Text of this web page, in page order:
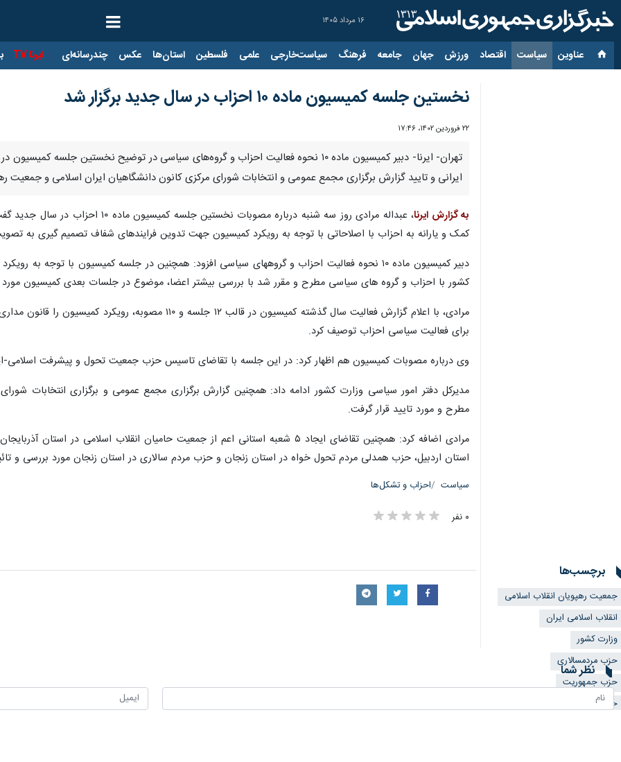
۱۶ مرداد ۱۴۰۵
عناوین‌ سیاست اقتصاد ورزش جهان جامعه فرهنگ سیاست‌خارجی علمی فلسطین استان‌ها عکس چندرسانه‌ای ایرنا TV
نخستین جلسه کمیسیون ماده ۱۰ احزاب در سال جدید برگزار شد
۲۲ فروردین ۱۴۰۲، ۱۷:۴۶
تهران- ایرنا- دبیر کمیسیون ماده ۱۰ نحوه فعالیت احزاب و گروه‌های سیاسی در توضیح
ایرانی و تایید گزارش برگزاری مجمع عمومی و انتخابات شورای مرکزی کانون دانشگاهیان ایران اسلامی و جمعیت
به گزارش ایرنا
، عبداله مرادی روز سه شنبه درباره
کمک و یارانه به احزاب با اصلاحاتی با توجه به رویکرد کمیسیون جهت تدوین فرایندهای شفاف تصمیم گیری به
دبیر کمیسیون ماده ۱۰ نحوه فعالیت احزاب و گروههای سیاسی افزود: همچنین در جلسه کمیسیون با
کشور با احزاب و گروه های سیاسی مطرح و مقرر شد با بررسی بیشتر اعضا، موضوع در جلسات بعدی کمیسیون مورد
مرادی، با اعلام گزارش فعالیت سال گذشته کمیسیون در قالب
برای فعالیت سیاسی احزاب توصیف کرد.
وی درباره مصوبات کمیسیون هم اظهار کرد: در این جلسه با تقاضای تاسیس حزب جمعیت تحول و پیشرفت اسلامی-
مدیرکل دفتر امور سیاسی وزارت کشور ادامه داد: همچنین گزارش برگزاری مجمع عمومی و برگزاری انتخابات
مطرح و مورد تایید قرار گرفت.
مرادی اضافه کرد: همچنین تقاضای ایجاد ۵ شعبه استانی اعم از جمعیت حامیان انقلاب
استان اردبیل، حزب همدلی مردم تحول خواه در استان زنجان و حزب مردم سالاری در استان زنجان مورد بررسی و
سیاست احزاب و تشکل‌ها
۰ نفر
برچسب‌ها
جمعیت رهپویان انقلاب اسلامی
انقلاب اسلامی ایران
وزارت کشور
حزب مردمسالاری
حزب جمهوریت
حزب مردم سالاری
نظر شما